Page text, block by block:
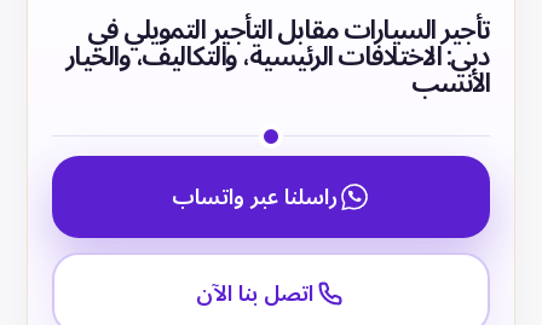
تأجير السيارات مقابل التأجير التمويلي في
دبي: الاختلافات الرئيسية، والتكاليف، والخيار
الأنسب
راسلنا عبر واتساب
اتصل بنا الآن